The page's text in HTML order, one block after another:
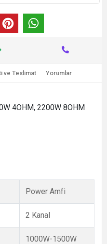
ve Teslimat Yorumlar
4OHM, 2200W 8OHM
Power Amfi
2 Kanal
1000W-1500W